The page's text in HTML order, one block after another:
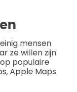
mensen
ze willen zijn.
populaire
Apple Maps